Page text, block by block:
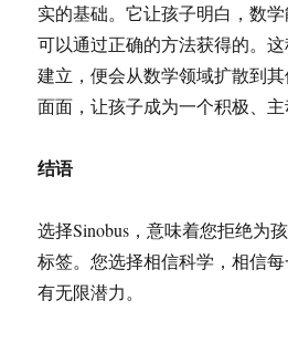
实的基础。它让孩子明白，数
可以通过正确的方法获得的。这
建立，便会从数学领域扩散到
面面，让孩子成为一个积极、主
结语
选择Sinobus，意味着您拒绝为
标签。您选择相信科学，相信
有无限潜力。